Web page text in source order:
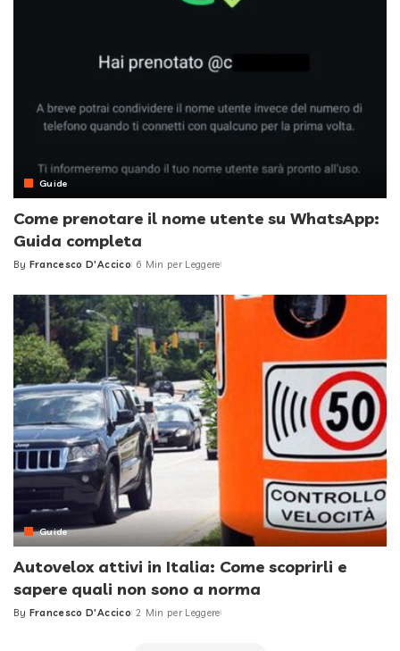
Guide
Come prenotare il nome utente su WhatsApp:
Guida completa
Posted
By Francesco D'Accico 6 Min per Leggere
Guide
Autovelox attivi in Italia: Come scoprirli e
sapere quali non sono a norma
Posted
By Francesco D'Accico 2 Min per Leggere